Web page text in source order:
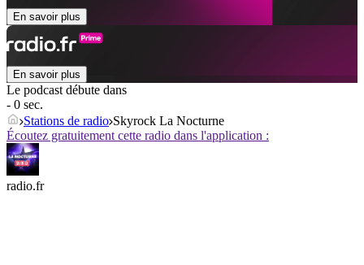
En savoir plus
En savoir plus
Le podcast débute dans
- 0 sec.
Stations de radio Skyrock La Nocturne
Écoutez gratuitement cette radio dans l'application :
radio.fr